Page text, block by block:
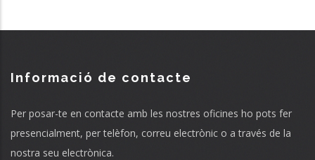
Informació de contacte
Per posar-te en contacte amb les nostres oficines ho pots fer
presencialment, per telèfon, correu electrònic o a través de la
nostra seu electrònica.